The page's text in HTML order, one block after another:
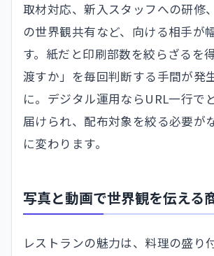
取材対応、新入スタッフへの研修
の世界観共有など、向ける相手が
す。紙だと印刷部数を絞らざるを
渡すか」を毎回判断する手間が発
に。デジタル運用ならURL一行で
届けられ、配布対象を絞る必要が
に変わります。
写真と動画で世界観を伝える
レストランの魅力は、料理の盛り